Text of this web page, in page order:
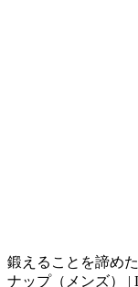
鍛えることを諦め
ナップ（メンズ） |